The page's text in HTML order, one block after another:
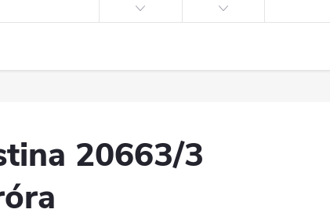
20663/3